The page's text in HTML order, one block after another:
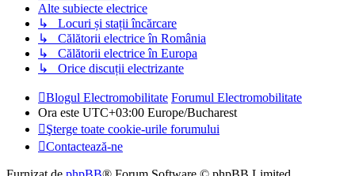
Alte subiecte electrice
↳ Locuri și stații încărcare
↳ Călătorii electrice în România
↳ Călătorii electrice în Europa
↳ Orice discuții electrizante
Blogul Electromobilitate Forumul Electromobilitate
Ora este UTC+03:00 Europe/Bucharest
Şterge toate cookie-urile forumului
Contactează-ne